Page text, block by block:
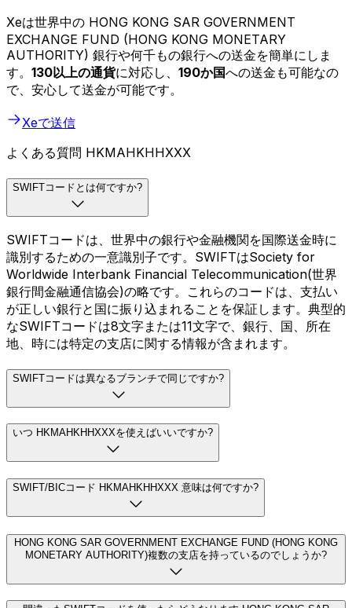
Xeは世界中の HONG KONG SAR GOVERNMENT
EXCHANGE FUND (HONG KONG MONETARY
AUTHORITY) 銀行や何千もの銀行への送金を簡単にしま
す。 130以上の通貨に対応し、 190か国への送金も可能なの
で、安心して送金が可能です。
Xeで送信
よくある質問 HKMAHKHHXXX
SWIFTコードとは何ですか?
SWIFTコードは、世界中の銀行や金融機関を国際送金時に
識別するための一意識別子です。SWIFTはSociety for
Worldwide Interbank Financial Telecommunication(世界
銀行間金融通信協会)の略です。これらのコードは、支払い
が正しい銀行と国に振り込まれることを保証します。典型的
なSWIFTコードは8文字または11文字で、銀行、国、所在
地、時には特定の支店に関する情報が含まれます。
SWIFTコードは異なるブランチで同じですか?
いつ HKMAHKHHXXXを使えばいいですか?
SWIFT/BICコード HKMAHKHHXXX 意味は何ですか?
HONG KONG SAR GOVERNMENT EXCHANGE FUND (HONG KONG
MONETARY AUTHORITY)複数の支店を持っているのでしょうか?